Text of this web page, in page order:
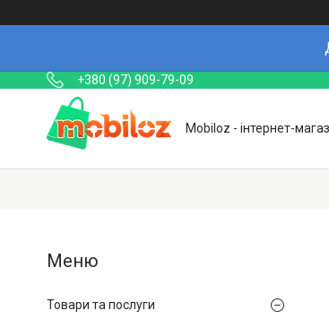
+380 (97) 909-79-09
Mobiloz - інтернет-
Товари та послуги